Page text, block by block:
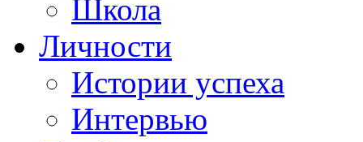
Школа
Личности
Истории успеха
Интервью